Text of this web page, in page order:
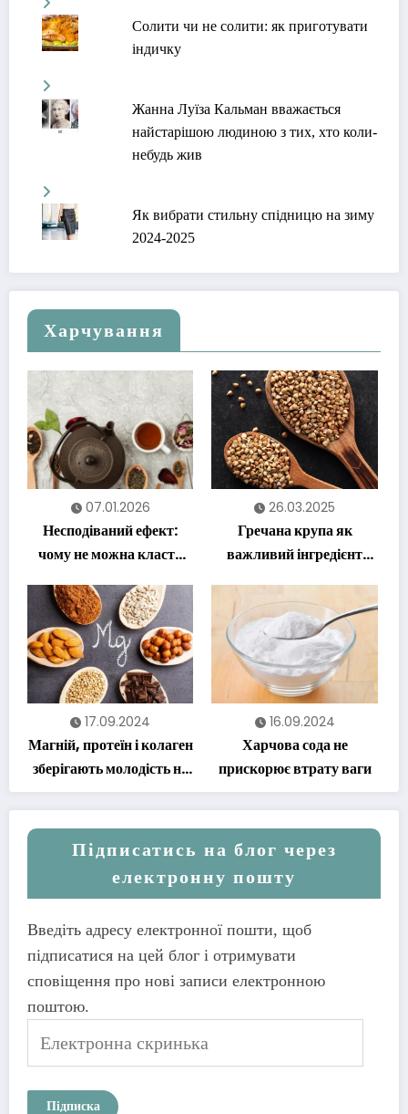
Солити чи не солити: як приготувати
індичку
Жанна Луїза Кальман вважається
найстарішою людиною з тих, хто коли-
небудь жив
Як вибрати стильну спідницю на зиму
2024-2025
Харчування
07.01.2026
Несподіваний ефект:
чому не можна класти
26.03.2025
Гречана крупа як
важливий інгредієнт
17.09.2024
Магній, протеїн і колаген
зберігають молодість на
довгі роки
16.09.2024
Харчова сода не
прискорює втрату ваги
Підписатись на блог через
електронну пошту
Введіть адресу електронної пошти, щоб
підписатися на цей блог і отримувати
сповіщення про нові записи електронною
поштою.
скринька
Підписка